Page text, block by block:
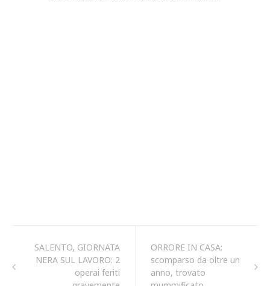
SALENTO, GIORNATA
NERA SUL LAVORO: 2
operai feriti
ORRORE IN CASA:
scomparso da oltre un
anno, trovato